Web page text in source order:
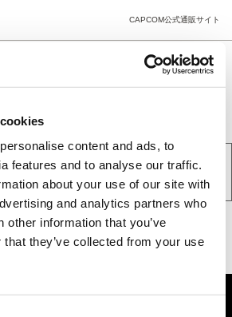
content and ads, to
features and to analyse our traffic.
about your use of our site with
and analytics partners who
other information that you’ve
they’ve collected from your use
CAPCOM公式通販サイト
っておりません。
「お買い物を続ける」 をクリックしてく